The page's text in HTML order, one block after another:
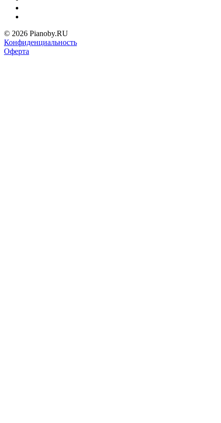
© 2026 Pianoby.RU
Конфиденциальность
Оферта